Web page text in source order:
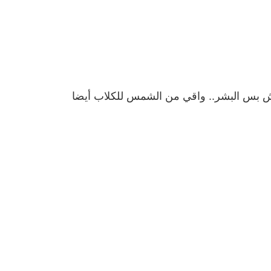
بس البشر.. واقي من الشمس للكلاب أيضا